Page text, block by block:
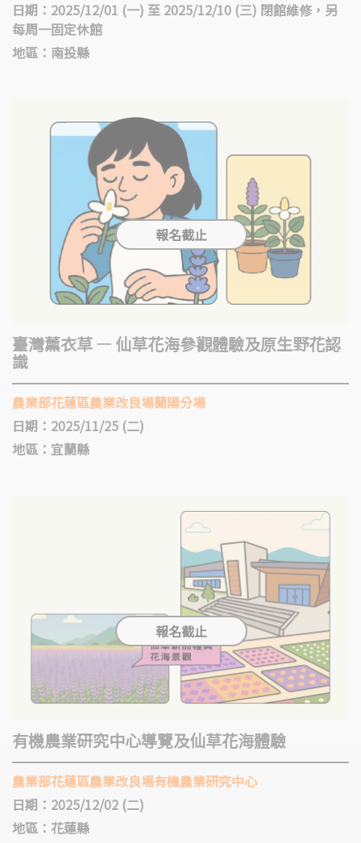
日期：2025/12/01 (一) 至 2025/12/10 (三) 閉館維修，另
每周一固定休館
地區：南投縣
臺灣薰衣草 — 仙草花海參觀體驗及原生野花認
識
農業部花蓮區農業改良場蘭陽分場
日期：2025/11/25 (二)
地區：宜蘭縣
有機農業研究中心導覽及仙草花海體驗
農業部花蓮區農業改良場有機農業研究中心
日期：2025/12/02 (二)
地區：花蓮縣